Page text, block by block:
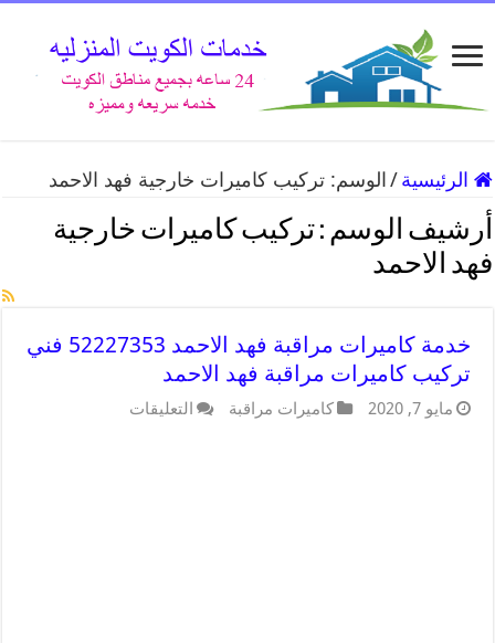
الرئيسية / الوسم:تركيب كاميرات خارجية فهد الاحمد
أرشيف الوسم :تركيب كاميرات خارجية
فهد الاحمد
خدمة كاميرات مراقبة فهد الاحمد 52227353 فني
تركيب كاميرات مراقبة فهد الاحمد
مايو 7, 2020 كاميرات مراقبة التعليقات